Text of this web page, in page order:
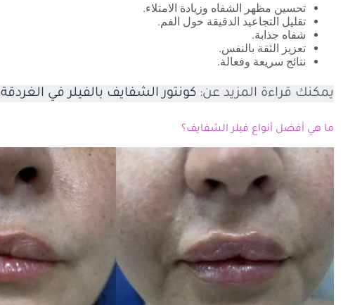
تحسين مظهر الشفاه وزيادة الامتلاء.
تقليل التجاعيد الدقيقة حول الفم.
شفاه جذابة.
تعزيز الثقة بالنفس.
نتائج سريعة وفعالة.
يمكنك قراءة المزيد عن: كونتور الشفايف بالفيلر في الغردقة
ما هي أفضل أنواع فيلر الشفايف؟